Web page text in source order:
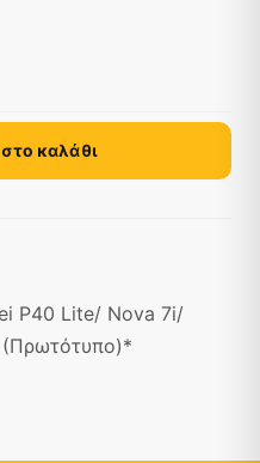
καλάθι
P40 Lite/ Nova 7i/